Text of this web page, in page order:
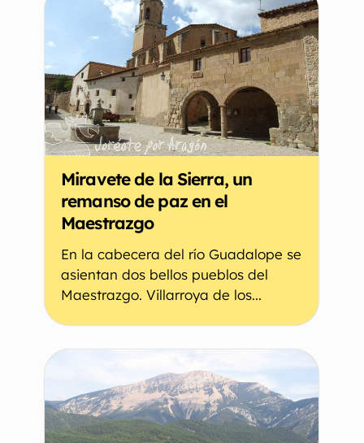
Miravete de la Sierra, un
remanso de paz en el
Maestrazgo
En la cabecera del río Guadalope se
asientan dos bellos pueblos del
Maestrazgo. Villarroya de los...